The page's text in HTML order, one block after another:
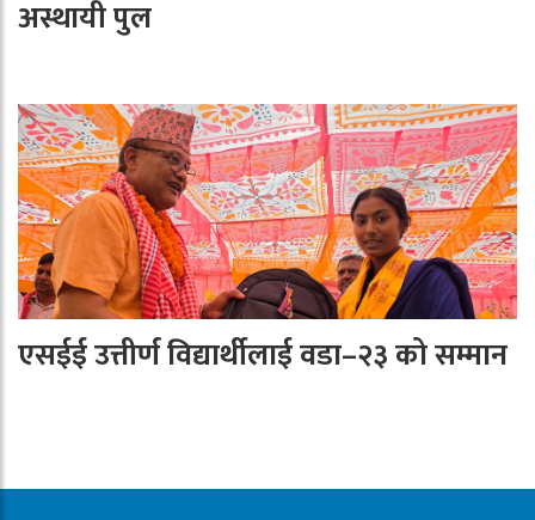
अस्थायी पुल
एसईई उत्तीर्ण विद्यार्थीलाई वडा–२३ को सम्मान